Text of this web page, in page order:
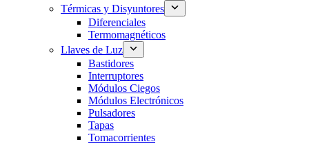
Térmicas y Disyuntores
Diferenciales
Termomagnéticos
Llaves de Luz
Bastidores
Interruptores
Módulos Ciegos
Módulos Electrónicos
Pulsadores
Tapas
Tomacorrientes